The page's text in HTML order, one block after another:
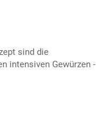
sind die
intensiven Gewürzen -